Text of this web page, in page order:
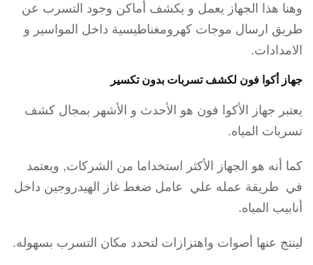
وهنا هذا الجهاز يعمل و يكشف أماكن وجود التسرب عن
طريق ارسال موجات كهرومغناطيسية داخل المواسير و
الامدادات.
جهاز أكوا فون لكشف تسربات بدون تكسير
يعتبر جهاز الأكوا فون هو الأحدث و الأشهر بمجال كشف
تسربات المياه.
كما أنه هو الجهاز الأكثر استخداما من الشركات, ويعتمد
في طريقة عمله علي عامل ضغط غاز الهيدروجين داخل
أنابيب المياه.
لينتج عنها أصوات واهتزازات لتحدد مكان التسرب بسهوله.